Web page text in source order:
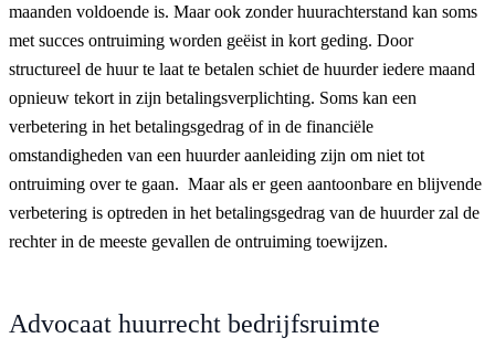
maanden voldoende is. Maar ook zonder huurachterstand kan soms
met succes ontruiming worden geëist in kort geding. Door
structureel de huur te laat te betalen schiet de huurder iedere maand
opnieuw tekort in zijn betalingsverplichting. Soms kan een
verbetering in het betalingsgedrag of in de financiële
omstandigheden van een huurder aanleiding zijn om niet tot
ontruiming over te gaan. Maar als er geen aantoonbare en blijvende
verbetering is optreden in het betalingsgedrag van de huurder zal de
rechter in de meeste gevallen de ontruiming toewijzen.
Advocaat huurrecht bedrijfsruimte